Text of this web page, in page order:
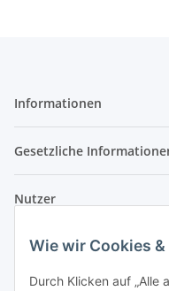
Wie wir Cookies
Durch Klicken auf „Alle
Informationen
Gesetzliche
Nutzer